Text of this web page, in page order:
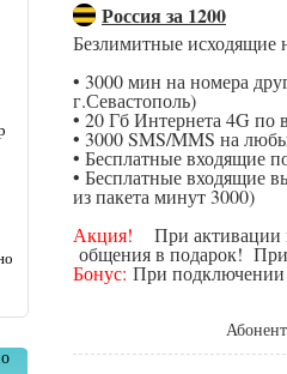
Россия за 1200
Безлимитные исходящие
• 3000 мин на номера
г.Севастополь)
• 20 Гб Интернета 4G по
• 3000 SMS/MMS на
• Бесплатные входящие
• Бесплатные входящие
из пакета минут 3000)
Акция! При активации
общения в подарок! При
Бонус: При подключении